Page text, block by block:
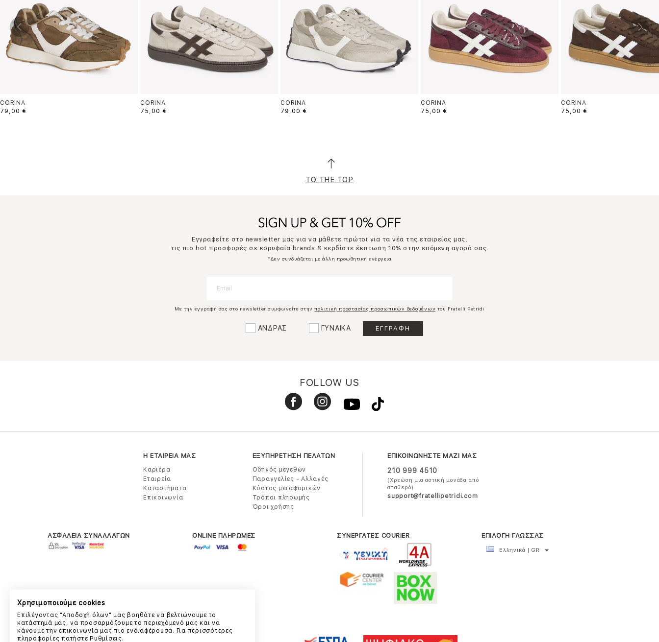
CORINA
79,00 €
CORINA
75,00 €
CORINA
79,00 €
CORINA
75,00 €
CORINA
75,00 €
TO THE TOP
Εγγραφείτε στο newsletter μας για να μάθετε πρώτοι για τα νέα της εταιρείας μας,
τις πιο hot προσφορές σε κορυφαία brands & κερδίστε έκπτωση 10% στην επόμενη αγορά σας.
*Δεν συνδυάζεται με άλλη προωθητική ενέργεια
Με την εγγραφή σας στο newsletter συμφωνείτε στηνπολιτική προστασίας προσωπικών δεδομένων του Fratelli Petridi
ΑΝΔΡΑΣ ΓΥΝΑΙΚΑ
FOLLOW US
Η ΕΤΑΙΡΕΙΑ ΜΑΣ
Καριέρα
Εταιρεία
Καταστήματα
Επικοινωνία
ΕΞΥΠΗΡΕΤΗΣΗ ΠΕΛΑΤΩΝ
Οδηγός μεγεθών
Παραγγελίες - Αλλαγές
Κόστος μεταφορικών
Τρόποι πληρωμής
Όροι χρήσης
ΕΠΙΚΟΙΝΩΝΗΣΤΕ ΜΑΖΙ ΜΑΣ
210 999 4510
(Χρεώση μια αστική μονάδα από
σταθερό)
support@fratellipetridi.com
ΑΣΦΑΛΕΙΑ ΣΥΝΑΛΛΑΓΩΝ ONLINE ΠΛΗΡΩΜΕΣ ΣΥΝΕΡΓΑΤΕΣ COURIER ΕΠΙΛΟΓΗ ΓΛΩΣΣΑΣ
Ελληνικά | GR
Χρησιμοποιούμε cookies
Επιλέγοντας "Αποδοχή όλων" μας βοηθάτε να βελτιώνουμε το
κατάστημά μας, να προσαρμόζουμε το περιεχόμενό μας και να
κάνουμε την επικοινωνία μας πιο ενδιαφέρουσα. Για περισσότερες
πληροφορίες πατήστε Ρυθμίσεις.